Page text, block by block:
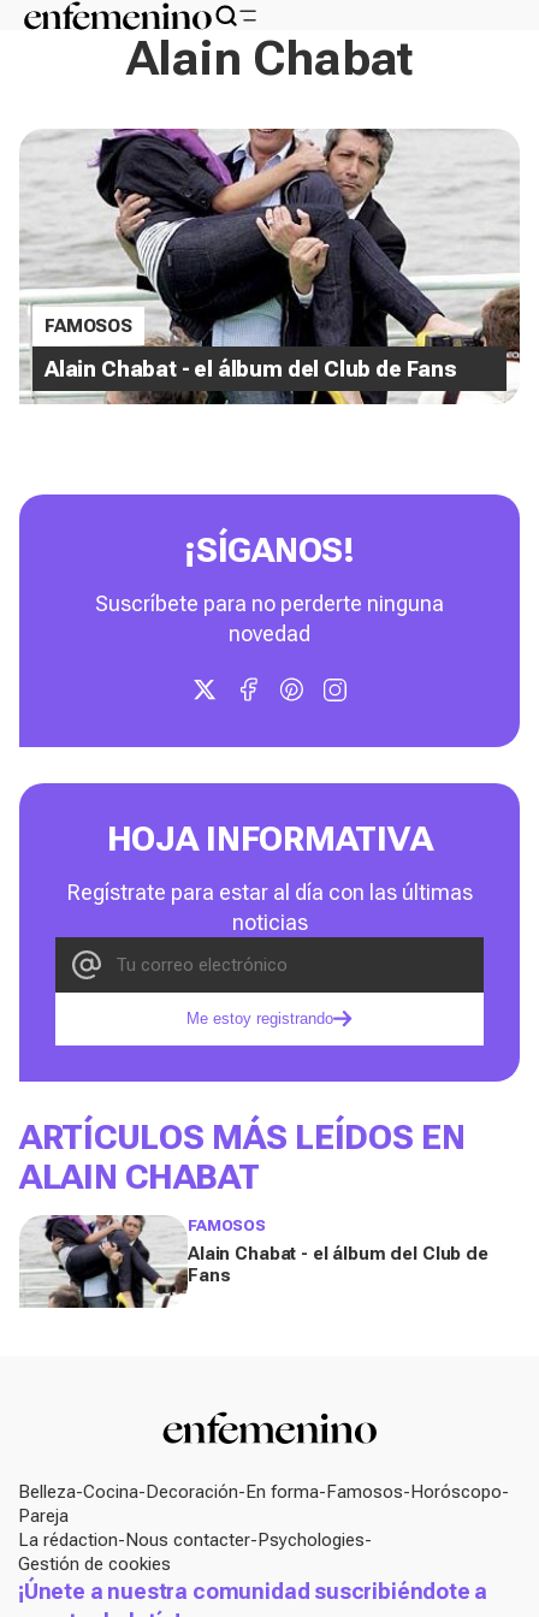
Alain Chabat
FAMOSOS
Alain Chabat - el álbum del Club de Fans
¡SÍGANOS!
Suscríbete para no perderte ninguna
novedad
HOJA INFORMATIVA
Regístrate para estar al día con las últimas
noticias
Me estoy registrando
ARTÍCULOS MÁS LEÍDOS EN
ALAIN CHABAT
FAMOSOS
Alain Chabat - el álbum del Club de
Fans
Belleza Cocina Decoración En forma Famosos Horóscopo
Pareja
La rédaction Nous contacter Psychologies
Gestión de cookies
¡Únete a nuestra comunidad suscribiéndote a